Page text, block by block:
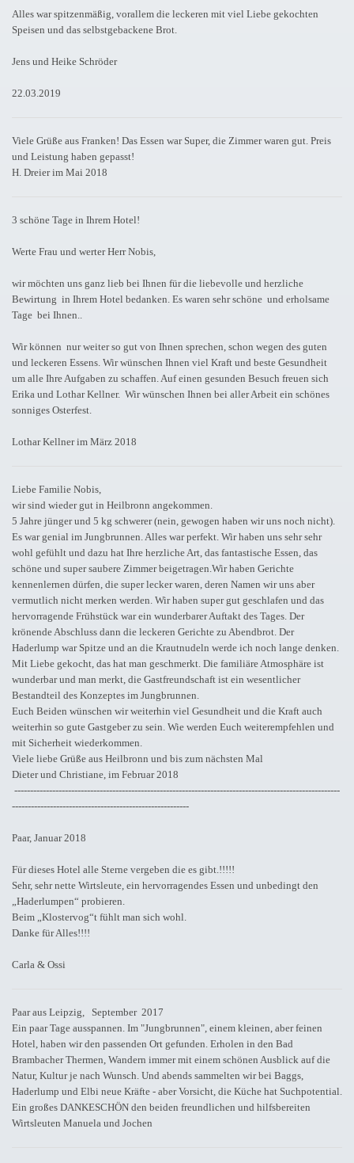
Alles war spitzenmäßig, vorallem die leckeren mit viel Liebe gekochten
Speisen und das selbstgebackene Brot.
Jens und Heike Schröder
22.03.2019
Viele Grüße aus Franken! Das Essen war Super, die Zimmer waren gut. Preis
und Leistung haben gepasst!
H. Dreier im Mai 2018
3 schöne Tage in Ihrem Hotel!
Werte Frau und werter Herr Nobis,
wir möchten uns ganz lieb bei Ihnen für die liebevolle und herzliche
Bewirtung in Ihrem Hotel bedanken. Es waren sehr schöne und erholsame
Tage bei Ihnen..
Wir können nur weiter so gut von Ihnen sprechen, schon wegen des guten
und leckeren Essens. Wir wünschen Ihnen viel Kraft und beste Gesundheit
um alle Ihre Aufgaben zu schaffen. Auf einen gesunden Besuch freuen sich
Erika und Lothar Kellner. Wir wünschen Ihnen bei aller Arbeit ein schönes
sonniges Osterfest.
Lothar Kellner im März 2018
Liebe Familie Nobis,
wir sind wieder gut in Heilbronn angekommen.
5 Jahre jünger und 5 kg schwerer (nein, gewogen haben wir uns noch nicht).
Es war genial im Jungbrunnen. Alles war perfekt. Wir haben uns sehr sehr
wohl gefühlt und dazu hat Ihre herzliche Art, das fantastische Essen, das
schöne und super saubere Zimmer beigetragen.Wir haben Gerichte
kennenlernen dürfen, die super lecker waren, deren Namen wir uns aber
vermutlich nicht merken werden. Wir haben super gut geschlafen und das
hervorragende Frühstück war ein wunderbarer Auftakt des Tages. Der
krönende Abschluss dann die leckeren Gerichte zu Abendbrot. Der
Haderlump war Spitze und an die Krautnudeln werde ich noch lange denken.
Mit Liebe gekocht, das hat man geschmerkt. Die familiäre Atmosphäre ist
wunderbar und man merkt, die Gastfreundschaft ist ein wesentlicher
Bestandteil des Konzeptes im Jungbrunnen.
Euch Beiden wünschen wir weiterhin viel Gesundheit und die Kraft auch
weiterhin so gute Gastgeber zu sein. Wie werden Euch weiterempfehlen und
mit Sicherheit wiederkommen.
Viele liebe Grüße aus Heilbronn und bis zum nächsten Mal
Dieter und Christiane, im Februar 2018
-------------------------------------------------------------------------------------------------------
--------------------------------------------------------
Paar, Januar 2018
Für dieses Hotel alle Sterne vergeben die es gibt.!!!!!
Sehr, sehr nette Wirtsleute, ein hervorragendes Essen und unbedingt den
„Haderlumpen“ probieren.
Beim „Klostervog“t fühlt man sich wohl.
Danke für Alles!!!!
Carla & Ossi
Paar aus Leipzig, September 2017
Ein paar Tage ausspannen. Im "Jungbrunnen", einem kleinen, aber feinen
Hotel, haben wir den passenden Ort gefunden. Erholen in den Bad
Brambacher Thermen, Wandern immer mit einem schönen Ausblick auf die
Natur, Kultur je nach Wunsch. Und abends sammelten wir bei Baggs,
Haderlump und Elbi neue Kräfte - aber Vorsicht, die Küche hat Suchpotential.
Ein großes DANKESCHÖN den beiden freundlichen und hilfsbereiten
Wirtsleuten Manuela und Jochen